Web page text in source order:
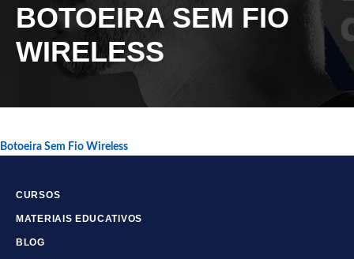
BOTOEIRA SEM FIO
WIRELESS
Botoeira Sem Fio Wireless
CURSOS
MATERIAIS EDUCATIVOS
BLOG